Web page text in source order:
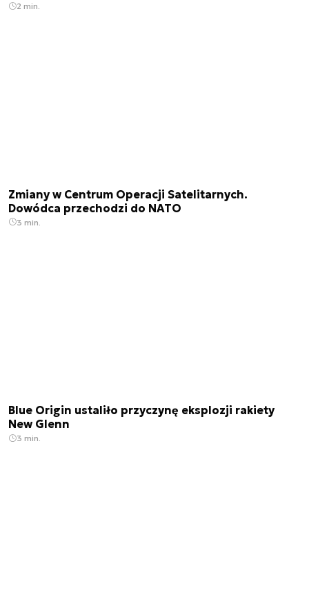
2 min.
Zmiany w Centrum Operacji Satelitarnych.
Dowódca przechodzi do NATO
3 min.
Blue Origin ustaliło przyczynę eksplozji rakiety
New Glenn
3 min.